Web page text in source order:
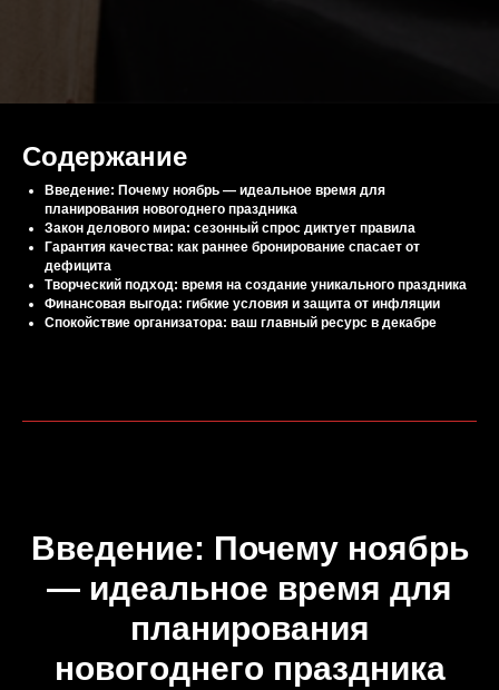
Содержание
Введение: Почему ноябрь — идеальное время для
планирования новогоднего праздника
Закон делового мира: сезонный спрос диктует правила
Гарантия качества: как раннее бронирование спасает от
дефицита
Творческий подход: время на создание уникального праздника
Финансовая выгода: гибкие условия и защита от инфляции
Спокойствие организатора: ваш главный ресурс в декабре
Введение: Почему ноябрь
— идеальное время для
планирования
новогоднего праздника